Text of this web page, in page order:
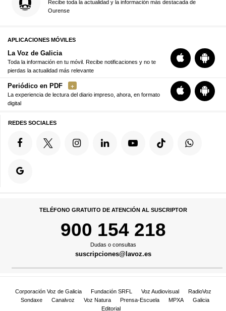
Recibe toda la actualidad y la información más destacada de
Ourense
APLICACIONES MÓVILES
La Voz de Galicia
Toda la información en tu móvil. Recibe notificaciones y no te
pierdas la actualidad más relevante
Periódico en PDF
La experiencia de lectura del diario impreso, ahora, en formato
digital
REDES SOCIALES
TELÉFONO GRATUITO DE ATENCIÓN AL SUSCRIPTOR
900 154 218
Dudas o consultas
suscripciones@lavoz.es
Corporación Voz de Galicia Fundación SRFL Voz Audiovisual
RadioVoz
Sondaxe
Canalvoz Voz Natura Prensa-Escuela MPXA
Galicia
Editorial